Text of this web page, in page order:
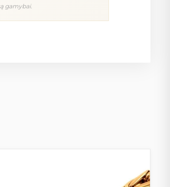
gamybai.